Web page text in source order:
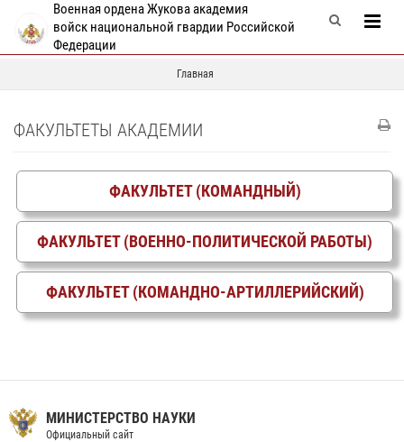
Военная ордена Жукова академия
войск национальной гвардии Российской
Федерации
Главная
ФАКУЛЬТЕТЫ АКАДЕМИИ
ФАКУЛЬТЕТ (КОМАНДНЫЙ)
ФАКУЛЬТЕТ (ВОЕННО-ПОЛИТИЧЕСКОЙ РАБОТЫ)
ФАКУЛЬТЕТ (КОМАНДНО-АРТИЛЛЕРИЙСКИЙ)
МИНИСТЕРСТВО НАУКИ
Официальный сайт